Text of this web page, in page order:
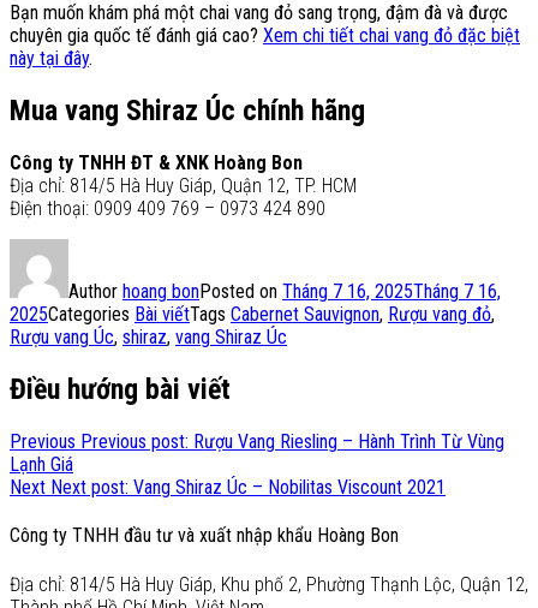
Bạn muốn khám phá một chai vang đỏ sang trọng, đậm đà và được
chuyên gia quốc tế đánh giá cao? Xem chi tiết chai vang đỏ đặc biệt
này tại đây.
Mua vang Shiraz Úc chính hãng
Công ty TNHH ĐT & XNK Hoàng Bon
Địa chỉ: 814/5 Hà Huy Giáp, Quận 12, TP. HCM
Điện thoại: 0909 409 769 – 0973 424 890
Author hoang bonPosted on Tháng 7 16, 2025Tháng 7 16,
2025Categories Bài viếtTags Cabernet Sauvignon, Rượu vang đỏ,
Rượu vang Úc, shiraz, vang Shiraz Úc
Điều hướng bài viết
Previous Previous post: Rượu Vang Riesling – Hành Trình Từ Vùng
Lạnh Giá
Next Next post: Vang Shiraz Úc – Nobilitas Viscount 2021
Công ty TNHH đầu tư và xuất nhập khẩu Hoàng Bon
Địa chỉ: 814/5 Hà Huy Giáp, Khu phố 2, Phường Thạnh Lộc, Quận 12,